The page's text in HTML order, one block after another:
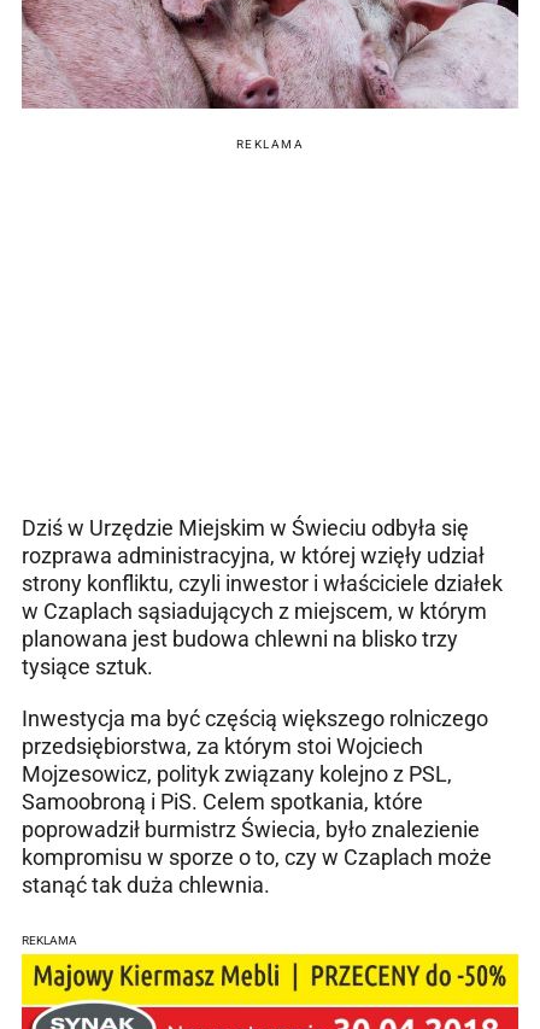
REKLAMA
Dziś w Urzędzie Miejskim w Świeciu odbyła się
rozprawa administracyjna, w której wzięły udział
strony konfliktu, czyli inwestor i właściciele działek
w Czaplach sąsiadujących z miejscem, w którym
planowana jest budowa chlewni na blisko trzy
tysiące sztuk.
Inwestycja ma być częścią większego rolniczego
przedsiębiorstwa, za którym stoi Wojciech
Mojzesowicz, polityk związany kolejno z PSL,
Samoobroną i PiS. Celem spotkania, które
poprowadził burmistrz Świecia, było znalezienie
kompromisu w sporze o to, czy w Czaplach może
stanąć tak duża chlewnia.
REKLAMA